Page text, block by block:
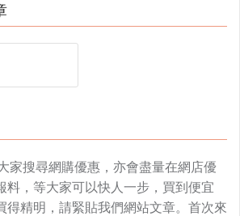
家搜尋網購優惠，亦會盡量在網店優
料，等大家可以快人一步，買到便宜
得精明，請緊貼我們網站文章。首次來